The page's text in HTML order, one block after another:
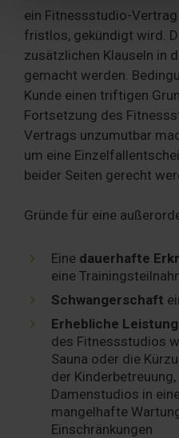
Partner führen diese
weiteren Daten
haben oder die sie im
gesammelt haben. Sie
Cookies, wenn Sie unsere
ein Fitnessstudio-
fristlos, gekündigt wird.
zusätzlichen Klauseln in
gemacht werden.
Kunde einen triftigen
Fortsetzung des
Vertrags unzumutbar
um eine
beider Seiten gerecht
Gründe für eine
Eine dauerhafte
eine
Schwangerschaft
Erhebliche
des Fitnessstudios
Sauna oder die
der
Damenstudios in
mangelhafte
Einschränkungen